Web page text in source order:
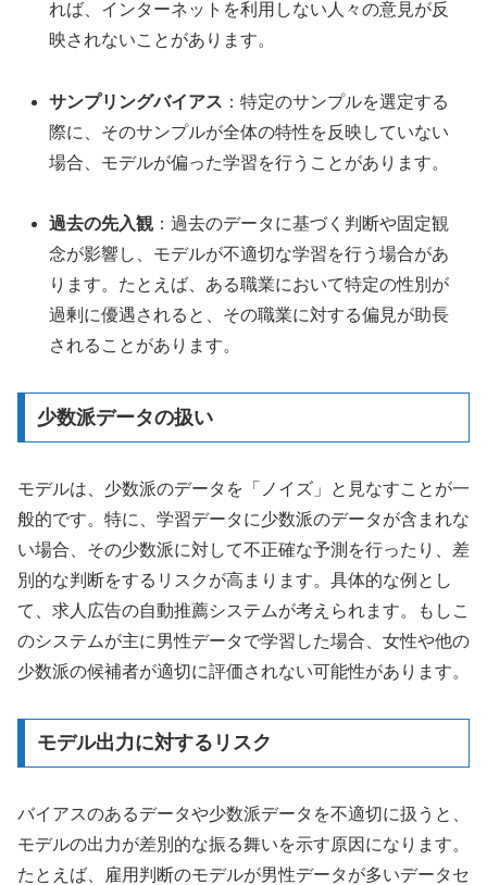
れば、インターネットを利用しない人々の意見が反
映されないことがあります。
サンプリングバイアス ：特定のサンプルを選定する
際に、そのサンプルが全体の特性を反映していない
場合、モデルが偏った学習を行うことがあります。
過去の先入観：過去のデータに基づく判断や固定観
念が影響し、モデルが不適切な学習を行う場合があ
ります。たとえば、ある職業において特定の性別が
過剰に優遇されると、その職業に対する偏見が助長
されることがあります。
少数派データの扱い
モデルは、少数派のデータを「ノイズ」と見なすことが一
般的です。特に、学習データに少数派のデータが含まれな
い場合、その少数派に対して不正確な予測を行ったり、差
別的な判断をするリスクが高まります。具体的な例とし
て、求人広告の自動推薦システムが考えられます。もしこ
のシステムが主に男性データで学習した場合、女性や他の
少数派の候補者が適切に評価されない可能性があります。
モデル出力に対するリスク
バイアスのあるデータや少数派データを不適切に扱うと、
モデルの出力が差別的な振る舞いを示す原因になります。
たとえば、雇用判断のモデルが男性データが多いデータセ